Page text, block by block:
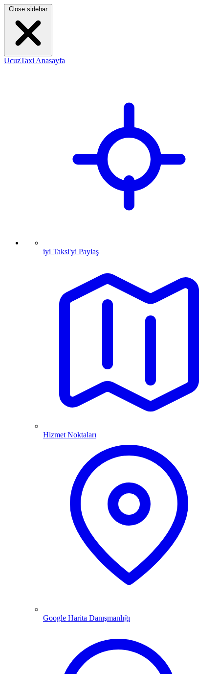
Close sidebar
UcuzTaxi Anasayfa
iyi Taksi'yi Paylaş
Hizmet Noktaları
Google Harita Danışmanlığı